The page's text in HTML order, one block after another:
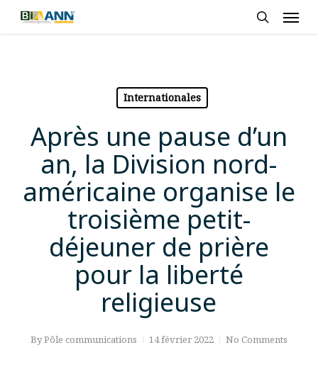
Skip
Internationales
Après une pause d’un
an, la Division nord-
américaine organise le
troisième petit-
déjeuner de prière
pour la liberté
religieuse
ByPôle communications 14 février 2022 No Comments